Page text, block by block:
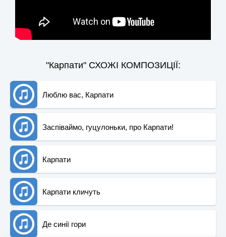
"Карпати" СХОЖІ КОМПОЗИЦІЇ:
Люблю вас, Карпати
Заспіваймо, гуцулоньки, про Карпати!
Карпати
Карпати кличуть
Де синії гори